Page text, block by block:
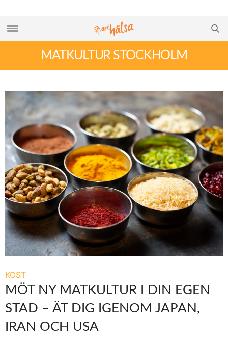
MATKULTUR STOCKHOLM
KOST
MÖT NY MATKULTUR I DIN EGEN
STAD – ÄT DIG IGENOM JAPAN,
IRAN OCH USA